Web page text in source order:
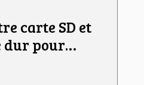
carte SD et
dur pour
données ?